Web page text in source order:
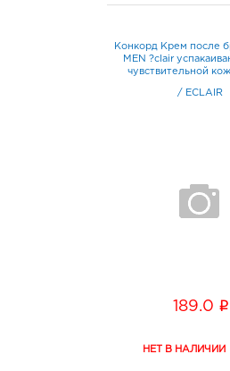
Конкорд Крем после
MEN ?clair
чувствительной
/ ECLAIR
189.0 i